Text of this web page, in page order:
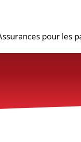
pour les